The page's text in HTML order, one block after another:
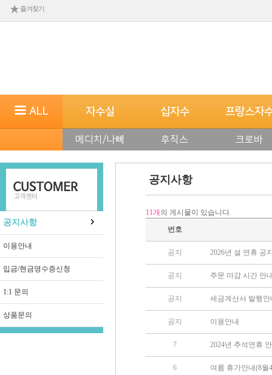
즐겨찾기
ALL 자수실 십자수 프랑스자
메디치/나뻬 후직스 크로바
공지사항
이용안내
입금/현금영수증신청
1:1 문의
상품문의
공지사항
11개 의 게시물이 있습니다.
번호
공지 2026년 설 연휴 공
공지 주문 마감 시간 안
공지 세금계산서 발행안
공지 이용안내
7 2024년 추석연휴
6 여름 휴가안내(8월